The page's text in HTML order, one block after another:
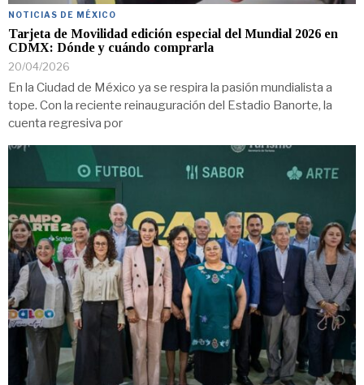
NOTICIAS DE MÉXICO
Tarjeta de Movilidad edición especial del Mundial 2026 en
CDMX: Dónde y cuándo comprarla
20/04/2026
En la Ciudad de México ya se respira la pasión mundialista a
tope. Con la reciente reinauguración del Estadio Banorte, la
cuenta regresiva por